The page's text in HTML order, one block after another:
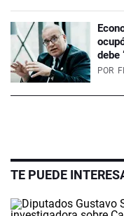
debe
POR
TE PUEDE